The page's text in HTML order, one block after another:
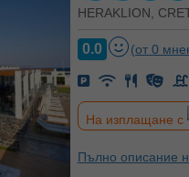
HERAKLION,
0.0 (от 0
На изплащане с
Пълно описание